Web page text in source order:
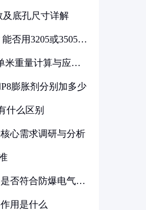
及底孔尺寸详解
否用3205或3505代
米重量计算与应用
膨胀剂分别加多少
什么区别
心需求调研与分析
否符合防爆电气设
用是什么